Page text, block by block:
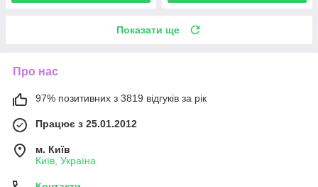
Показати ще
Про нас
97% позитивних з 3819 відгуків за рік
Працює з 25.01.2012
м. Київ
Київ, Україна